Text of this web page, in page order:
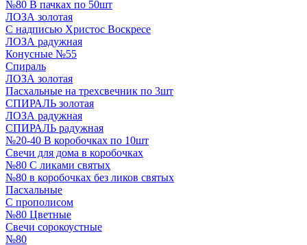
№80 В пачках по 50шт
ЛОЗА золотая
С надписью Христос Воскресе
ЛОЗА радужная
Конусные №55
Спираль
ЛОЗА золотая
Пасхальные на трехсвечник по 3шт
СПИРАЛЬ золотая
ЛОЗА радужная
СПИРАЛЬ радужная
№20-40 В коробочках по 10шт
Свечи для дома в коробочках
№80 С ликами святых
№80 в коробочках без ликов святых
Пасхальные
С прополисом
№80 Цветные
Свечи сорокоустные
№80